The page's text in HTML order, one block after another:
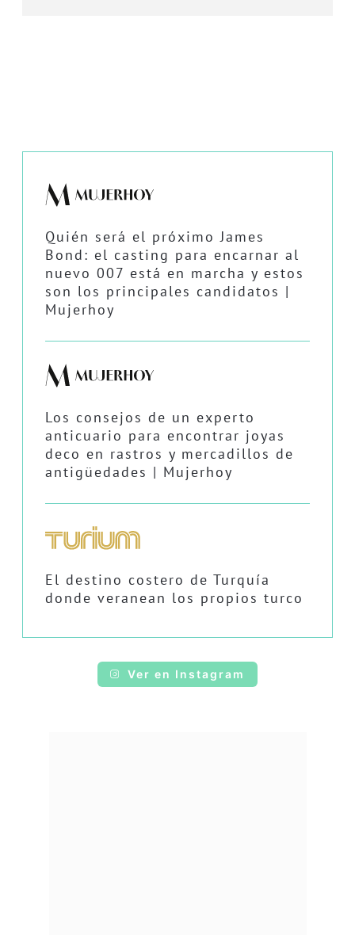
Quién será el próximo James
Bond: el casting para encarnar al
nuevo 007 está en marcha y estos
son los principales candidatos |
Mujerhoy
Los consejos de un experto
anticuario para encontrar joyas
deco en rastros y mercadillos de
antigüedades | Mujerhoy
El destino costero de Turquía
donde veranean los propios turco
Ver en Instagram